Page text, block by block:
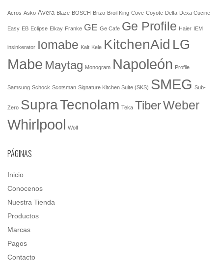
Acros Asko Avera Blaze BOSCH Brizo Broil King Cove Coyote Delta Dexa Cucine
Easy EB Eclipse Elkay Franke GE Ge Cafe Ge Profile Haier IEM
insinkerator Iomabe Kalt Kele KitchenAid LG
Mabe Maytag Monogram Napoleón Profile
Samsung Schock Scotsman Signature Kitchen Suite (SKS) SMEG Sub-
Zero SupraTecnolam Teka TiberWeber
Whirlpool Wolf
PÁGINAS
Inicio
Conocenos
Nuestra Tienda
Productos
Marcas
Pagos
Contacto